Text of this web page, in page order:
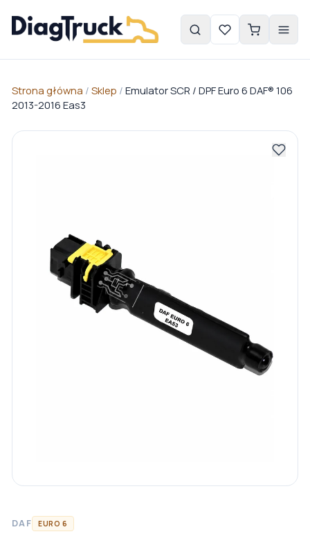
Strona główna / Sklep / Emulator SCR / DPF Euro 6 DAF® 106
2013-2016 Eas3
DAF EURO 6